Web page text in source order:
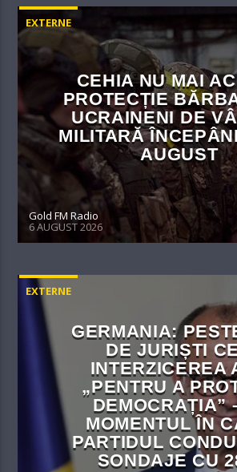
EXTERNE
CEHIA NU MAI
PROTECȚIE
UCRAINENI DE
MILITARĂ
AUGUST
Gold FM Radio
6 AUGUST 2026
EXTERNE
GERMANIA:
DE JURIȘTI
INTERZICEREA
„PENTRU A
DEMOCRAȚIA”
MOMENTUL ÎN
PARTIDUL
SONDAJE CU